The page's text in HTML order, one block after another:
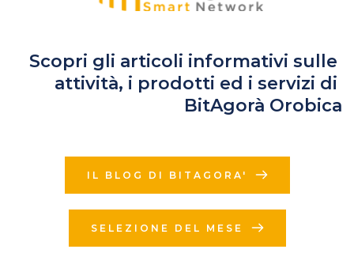
Scopri gli articoli informativi sulle
attività, i prodotti ed i servizi di
BitAgorà Orobica
IL BLOG DI BITAGORA'
SELEZIONE DEL MESE